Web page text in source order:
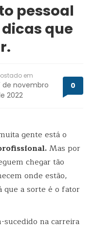
pessoal
que
em
de novembro
2022
0
gente está o
Mas por
chegar tão
onde estão,
que a sorte é o fator
sucedido na carreira